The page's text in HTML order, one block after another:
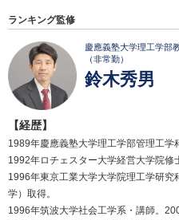
ランキング監修
慶應義塾大学理工学部
（非常勤）
鈴木秀男
【経歴】
1989年慶應義塾大学理工学部管理工学
1992年ロチェスター大学経営大学院修
1996年東京工業大学大学院理工学研
学）取得。
1996年筑波大学社会工学系・講師。